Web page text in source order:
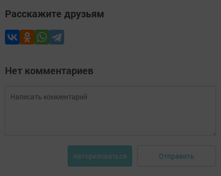
Расскажите друзьям
Нет комментариев
Авторизоваться Отправить